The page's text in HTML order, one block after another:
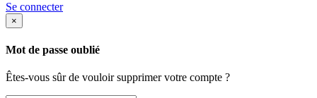
Se connecter
×
Mot de passe oublié
Êtes-vous sûr de vouloir supprimer votre compte ?